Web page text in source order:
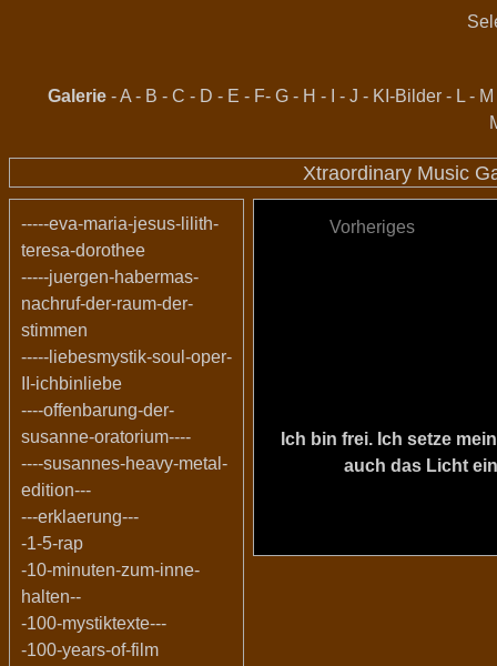
Galerie -A - B - C - D - E - F- G - H - - J - KI-Bilder - L - M
Xtraordinary Music
-----eva-maria-jesus-lilith-
teresa-dorothee
-----juergen-habermas-
nachruf-der-raum-der-
stimmen
-----liebesmystik-soul-oper-
II-ichbinliebe
----offenbarung-der-
susanne-oratorium----
----susannes-heavy-metal-
edition---
---erklaerung---
-1-5-rap
-10-minuten-zum-inne-
halten--
-100-mystiktexte---
-100-years-of-film
Vorheriges
Ich bin frei. Ich setze
auch das Licht